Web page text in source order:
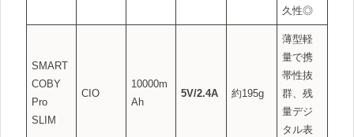
久性◎
SMART
COBY
Pro
SLIM
CIO
10000m
Ah
5V/2.4A 約195g
薄型軽
量で携
帯性抜
群、残
量デジ
タル表